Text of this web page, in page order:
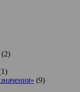
(2)
(9)